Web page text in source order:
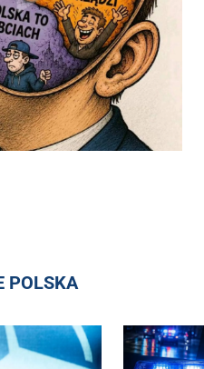
POLSKA